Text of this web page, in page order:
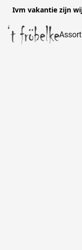
Ivm vakantie zijn